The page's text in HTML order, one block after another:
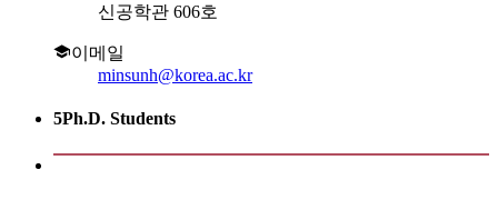
신공학관 606호
이메일
minsunh@korea.ac.kr
5Ph.D. Students